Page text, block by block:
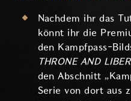
Nachdem ihr das
könnt ihr die
den Kampfpass-
THRONE AND
den Abschnitt
Serie von dort aus